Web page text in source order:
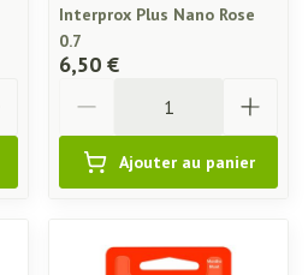
Interprox Plus Nano Rose
0.7
6,50 €
Ajouter au panier